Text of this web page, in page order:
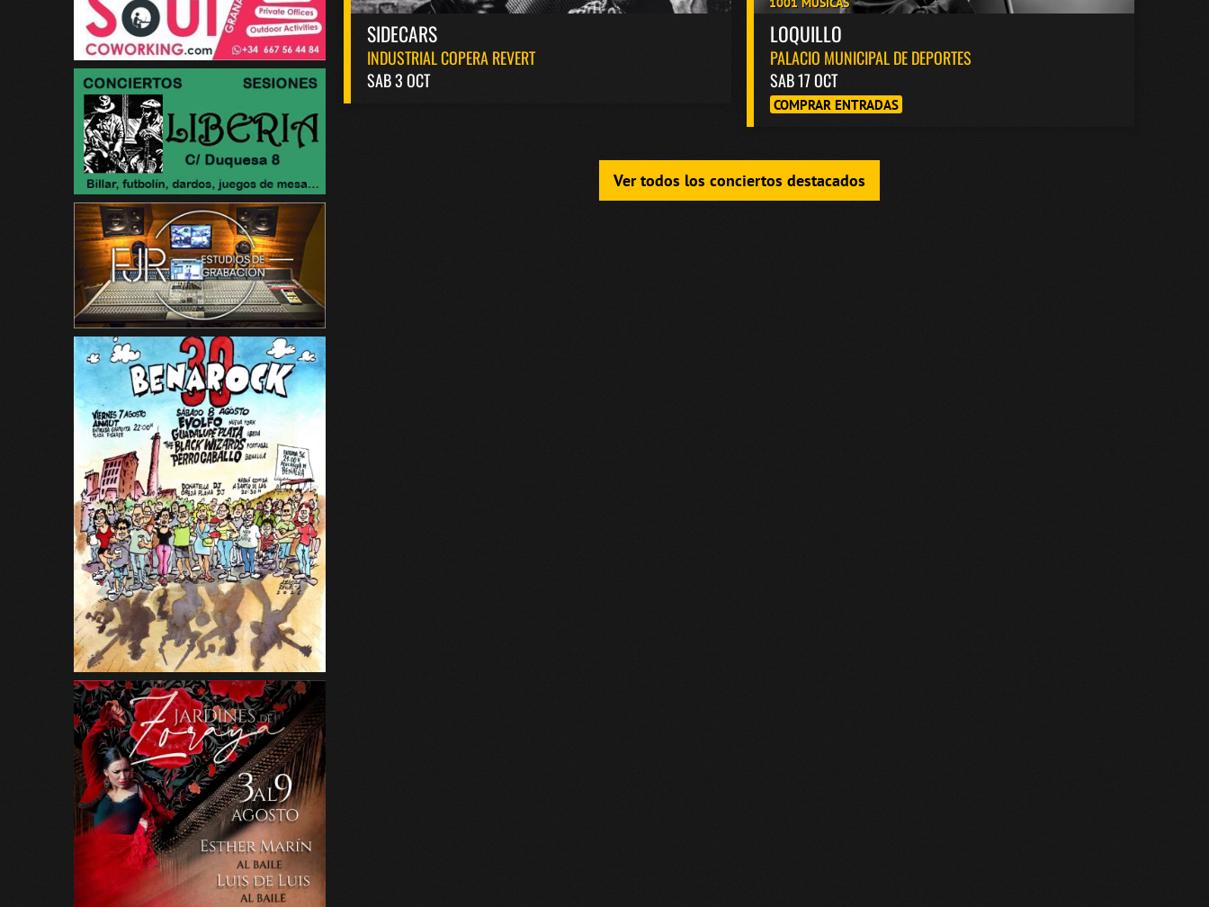
SIDECARS
INDUSTRIAL COPERA REVERT
SAB 3 OCT
LOQUILLO
PALACIO MUNICIPAL DE DEPORTES
SAB 17 OCT
COMPRAR ENTRADAS
Ver todos los conciertos destacados